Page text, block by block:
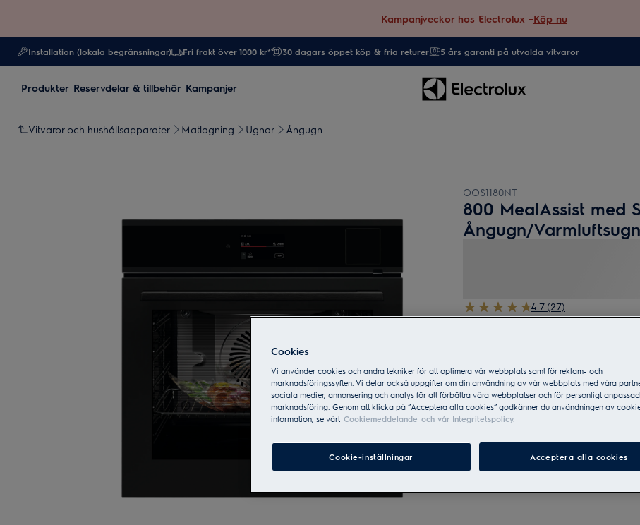
Kampanjveckor hos Electrolux –Köp nu
Installation (lokala begränsningar) Fri frakt över 1000 kr* 30 dagars öppet köp & fria returer 5 års garanti på utvalda vitvaror
Produkter Reservdelar & tillbehör Kampanjer
Vitvaror och hushållsapparater Matlagning Ugnar Ångugn
OOS1180NT
800 MealAssist med
Ångugn/Varmluftsugn
4.7 (27)
Sveriges mest sålda
Cookies
Vi använder cookies och andra tekniker för att optimera vår webbplats samt för reklam- och
marknadsföringssyften. Vi delar också uppgifter om din användning av vår webbplats med våra
sociala medier, annonsering och analys för att förbättra våra webbplatser och för personligt anpassad
marknadsföring. Genom att klicka på ”Acceptera alla cookies” godkänner du användningen av
information, se vårt Cookiemeddelande och vår Integritetspolicy.
Cookie-inställningar Acceptera alla cookies